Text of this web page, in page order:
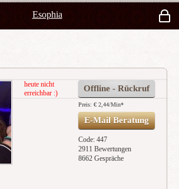
Esophia
Offline - Rückruf
Preis: € 2,44/Min*
E-Mail Beratung
Code: 447
2911 Bewertungen
8662 Gespräche
heute nicht
erreichbar :)